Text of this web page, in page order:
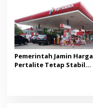
Pemerintah Jamin Harga
Pertalite Tetap Stabil